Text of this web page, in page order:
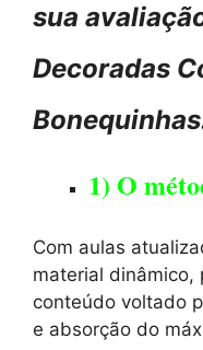
sua
Decoradas
1) O
Com aulas
material dinâmico,
conteúdo voltado
e absorção do